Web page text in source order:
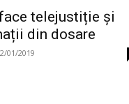
telejustiție și
din dosare
01/2019